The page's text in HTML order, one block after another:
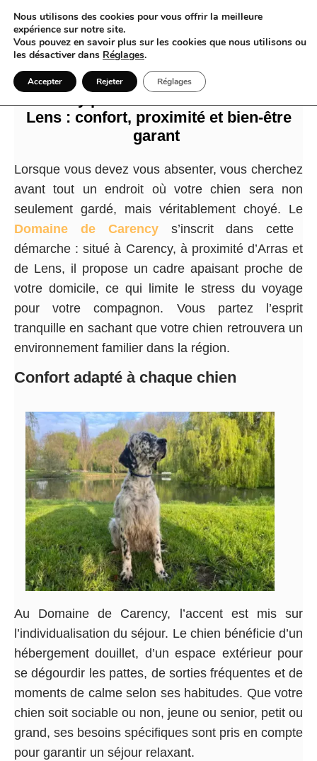
Pourquoi choisir le Domaine de
Lens : confort, proximité et bien-être
garant
Lorsque vous devez vous absenter, vous cherchez
avant tout un endroit où votre chien sera non
seulement gardé, mais véritablement choyé. Le
Domaine de Carency
s’inscrit dans cette
démarche : situé à Carency, à proximité d’Arras et
de Lens, il propose un cadre apaisant proche de
votre domicile, ce qui limite le stress du voyage
pour votre compagnon. Vous partez l’esprit
tranquille en sachant que votre chien retrouvera un
environnement familier dans la région.
Confort adapté à chaque chien
Au Domaine de Carency, l’accent est mis sur
l’individualisation du séjour. Le chien bénéficie d’un
hébergement douillet, d’un espace extérieur pour
se dégourdir les pattes, de sorties fréquentes et de
moments de calme selon ses habitudes. Que votre
chien soit sociable ou non, jeune ou senior, petit ou
grand, ses besoins spécifiques sont pris en compte
pour garantir un séjour relaxant.
Nous utilisons des cookies pour vous offrir la meilleure
expérience sur notre site.
Vous pouvez en savoir plus sur les cookies que nous utilisons ou
les désactiver dans Réglages.
Accepter Rejeter Réglages